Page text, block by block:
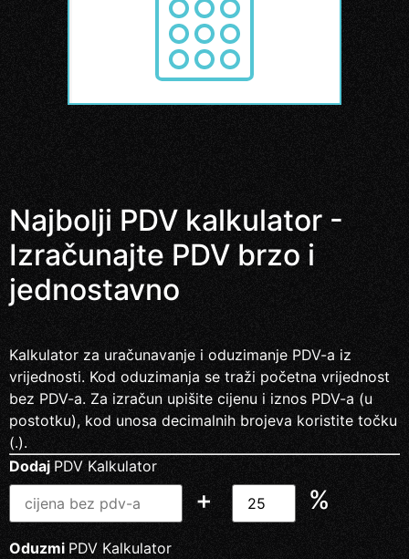
Najbolji PDV kalkulator -
Izračunajte PDV brzo i
jednostavno
Kalkulator za uračunavanje i oduzimanje PDV-a iz
vrijednosti. Kod oduzimanja se traži početna vrijednost
bez PDV-a. Za izračun upišite cijenu i iznos PDV-a (u
postotku), kod unosa decimalnih brojeva koristite točku
(.).
Dodaj PDV Kalkulator
+ %
Oduzmi PDV Kalkulator